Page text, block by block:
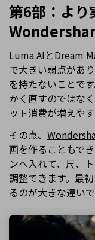
第6部：より
Luma AIとDream
で大きい弱点があ
を持たないことで
かく直すのではな
ット消費が増えや
その点、
画を作ることもで
ンへ入れて、尺、
調整できます。最
るのが大きな違いで